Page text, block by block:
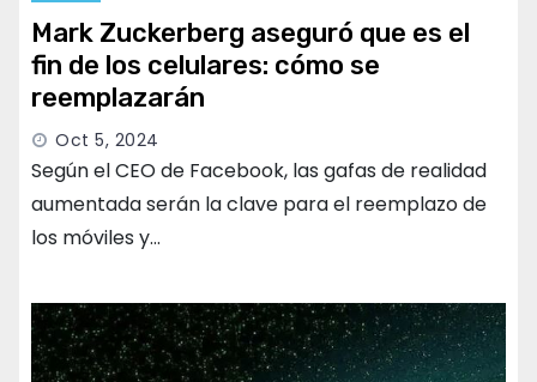
Mark Zuckerberg aseguró que es el
fin de los celulares: cómo se
reemplazarán
Oct 5, 2024
Según el CEO de Facebook, las gafas de realidad
aumentada serán la clave para el reemplazo de
los móviles y…